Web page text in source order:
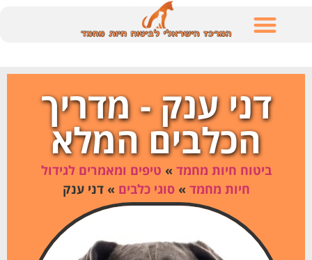
דני ענק - מדריך
הכלבים המלא
ביטוח חיות מחמד » טיפים ומאמרים לגידול
חיות מחמד »סוגי כלבים »דני ענק